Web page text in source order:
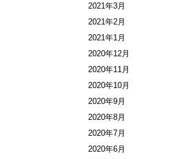
2021年3月
2021年2月
2021年1月
2020年12月
2020年11月
2020年10月
2020年9月
2020年8月
2020年7月
2020年6月